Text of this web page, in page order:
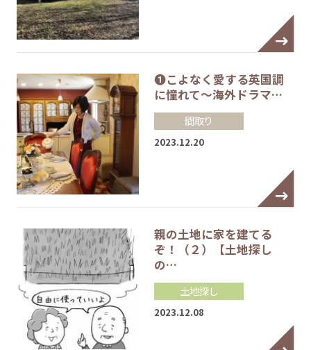
❶こよなく愛する英国調
に憧れて～海外ドラマ…
間取り
2023.12.20
親の土地に家を建てる
ぞ！（２）【土地探し
の…
土地探し
2023.12.08